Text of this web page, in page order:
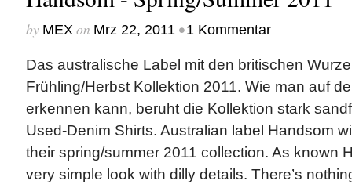
by MEXon Mrz 22, 2011 •1 Kommentar
Das australische Label mit den britischen
Frühling/Herbst Kollektion 2011. Wie man auf
erkennen kann, beruht die Kollektion stark
Used-Denim Shirts. Australian label Handsom
their spring/summer 2011 collection. As known
very simple look with dilly details. There’s